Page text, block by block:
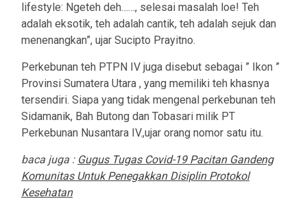
lifestyle: Ngeteh deh……, selesai masalah loe! Teh
adalah eksotik, teh adalah cantik, teh adalah sejuk dan
menenangkan”, ujar Sucipto Prayitno.
Perkebunan teh PTPN IV juga disebut sebagai ” Ikon ”
Provinsi Sumatera Utara , yang memiliki teh khasnya
tersendiri. Siapa yang tidak mengenal perkebunan teh
Sidamanik, Bah Butong dan Tobasari milik PT
Perkebunan Nusantara IV.,ujar orang nomor satu itu.
baca juga : Gugus Tugas Covid-19 Pacitan Gandeng
Komunitas Untuk Penegakkan Disiplin Protokol
Kesehatan